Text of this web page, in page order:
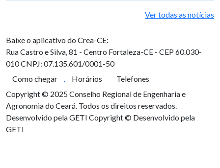
Ver todas as notícias
Baixe o aplicativo do Crea-CE:
Rua Castro e Silva, 81 - Centro Fortaleza-CE - CEP 60.030-
010CNPJ: 07.135.601/0001-50
Como chegar
Horários
Telefones
Copyright © 2025 Conselho Regional de Engenharia e
Agronomia do Ceará. Todos os direitos reservados.
Desenvolvido pela GETI Copyright © Desenvolvido pela
GETI